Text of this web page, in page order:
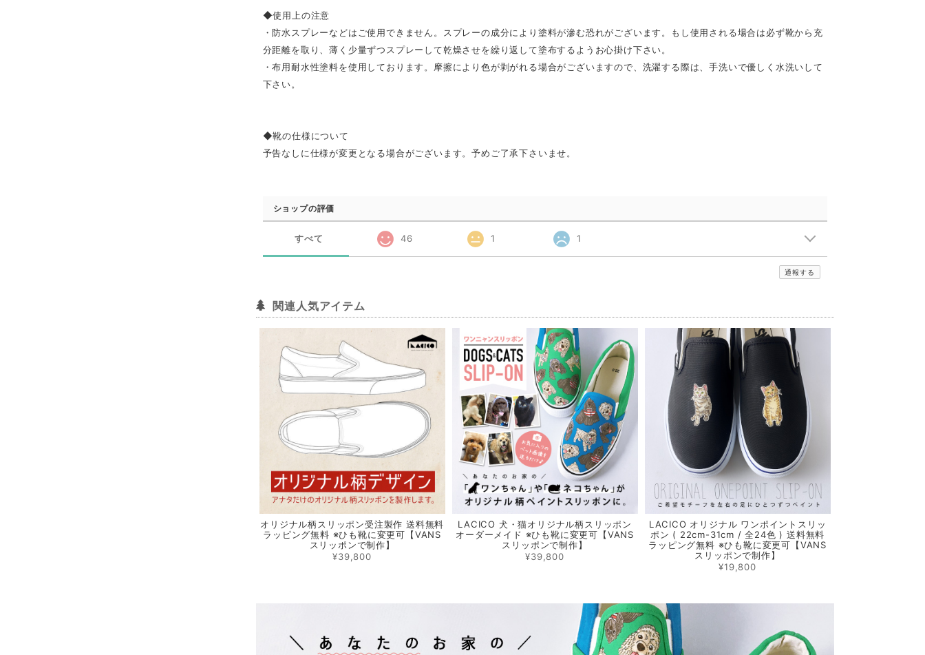
◆使用上の注意
・防水スプレーなどはご使用できません。スプレーの成分により塗料が滲む恐れがございます。もし使用される場合は必ず靴から充
分距離を取り、薄く少量ずつスプレーして乾燥させを繰り返して塗布するようお心掛け下さい。
・布用耐水性塗料を使用しております。摩擦により色が剥がれる場合がございますので、洗濯する際は、手洗いで優しく水洗いして
下さい。
◆靴の仕様について
予告なしに仕様が変更となる場合がございます。予めご了承下さいませ。
ショップの評価
すべて 46 1 1
通報する
関連人気アイテム
オリジナル柄スリッポン受注製作 送料無料
ラッピング無料 ※ひも靴に変更可【VANS
スリッポンで制作】
¥39,800
LACICO 犬・猫オリジナル柄スリッポン
オーダーメイド ※ひも靴に変更可【VANS
スリッポンで制作】
¥39,800
LACICO オリジナル ワンポイントスリッ
ポン ( 22cm-31cm / 全24色 ) 送料無料
ラッピング無料 ※ひも靴に変更可【VANS
スリッポンで制作】
¥19,800